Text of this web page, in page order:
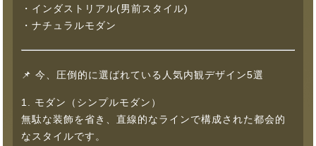
・インダストリアル(男前スタイル)
・ナチュラルモダン
📌 今、圧倒的に選ばれている人気内観デザイン5選
1. モダン（シンプルモダン）
無駄な装飾を省き、直線的なラインで構成された都会的
なスタイルです。